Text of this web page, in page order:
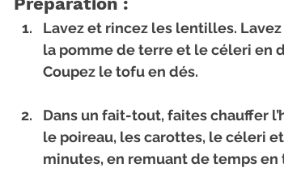
Lavez et rincez les lentilles.
la pomme de terre et le céleri en
Coupez le tofu en dés.
Dans un fait-tout, faites chauffer
le poireau, les carottes, le céleri
minutes, en remuant de temps en